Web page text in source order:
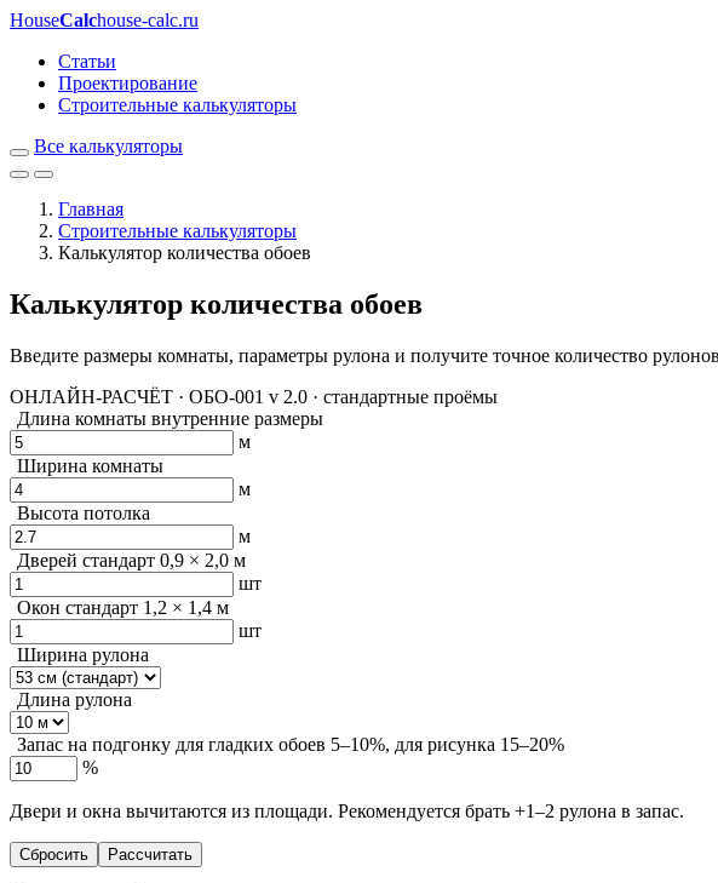
HouseCalchouse-calc.ru
Статьи
Проектирование
Строительные калькуляторы
Все калькуляторы
Главная
Строительные калькуляторы
Калькулятор количества обоев
Калькулятор количества обоев
Введите размеры комнаты, параметры рулона и получите точное количество
ОНЛАЙН-РАСЧЁТ · ОБО-001 v 2.0 · стандартные проёмы
Длина комнаты внутренние размеры
м
Ширина комнаты
м
Высота потолка
м
Дверей стандарт 0,9 × 2,0 м
шт
Окон стандарт 1,2 × 1,4 м
шт
Ширина рулона
Длина рулона
Запас на подгонку для гладких обоев 5–10%, для рисунка 15–20%
%
Двери и окна вычитаются из площади. Рекомендуется брать +1–2 рулона в запас.
Сбросить Рассчитать